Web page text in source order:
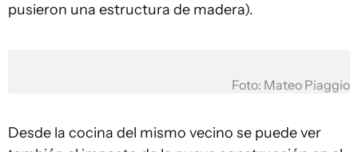
pusieron una estructura de madera).
Foto: Mateo Piaggio
Desde la cocina del mismo vecino se puede ver